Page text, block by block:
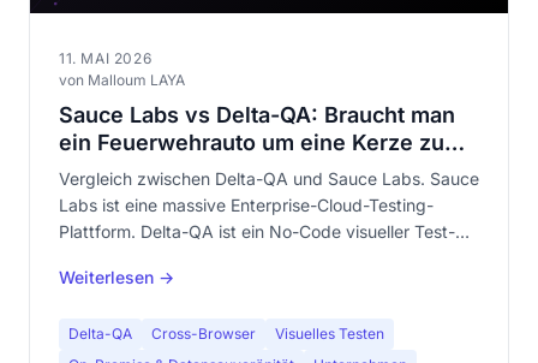
11. MAI 2026
von Malloum LAYA
Sauce Labs vs Delta-QA: Braucht man
ein Feuerwehrauto um eine Kerze zu
löschen?
Vergleich zwischen Delta-QA und Sauce Labs. Sauce
Labs ist eine massive Enterprise-Cloud-Testing-
Plattform. Delta-QA ist ein No-Code visueller Test-
Konkurrenten sind — und welches zu Ihrem Bedarf
Weiterlesen →
Delta-QA Cross-Browser
Visuelles Testen